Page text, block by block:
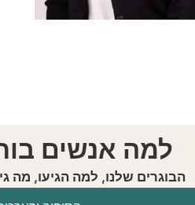
הבוגרים שלנו, למה הגיעו, מה
למה אנשים